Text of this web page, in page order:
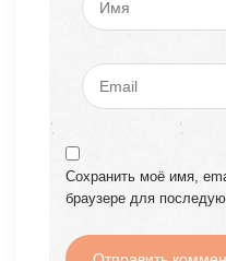
Сохранить моё имя,
браузере для